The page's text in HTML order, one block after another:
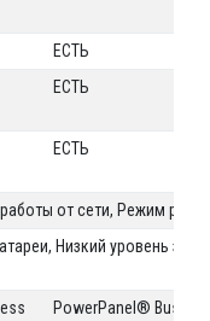
ЕСТЬ
ЕСТЬ
ЕСТЬ
от сети, Режим
Низкий уровень
PowerPanel®